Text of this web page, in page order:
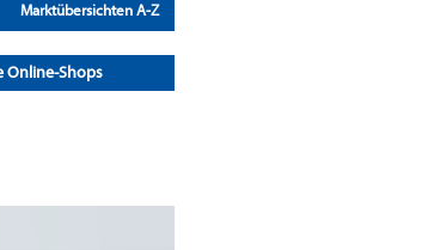
Marktübersichten A-Z
Online-Shops